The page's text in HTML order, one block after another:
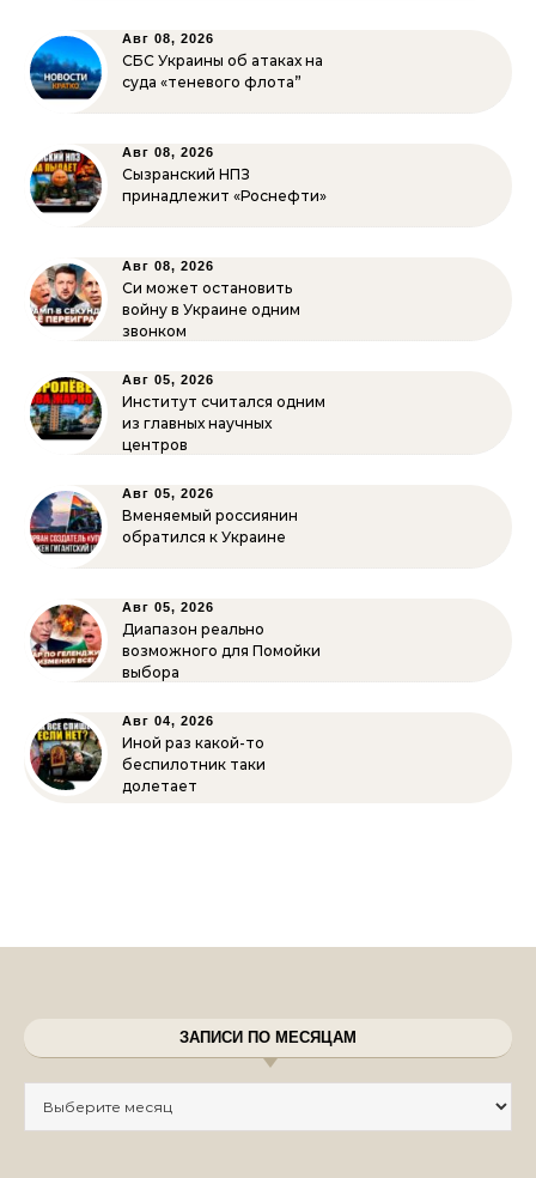
Авг 08, 2026
СБС Украины об атаках на
суда «теневого флота”
Авг 08, 2026
Сызранский НПЗ
принадлежит «Роснефти»
Авг 08, 2026
Си может остановить
войну в Украине одним
звонком
Авг 05, 2026
Институт считался одним
из главных научных
центров
Авг 05, 2026
Вменяемый россиянин
обратился к Украине
Авг 05, 2026
Диапазон реально
возможного для Помойки
выбора
Авг 04, 2026
Иной раз какой-то
беспилотник таки
долетает
ЗАПИСИ ПО МЕСЯЦАМ